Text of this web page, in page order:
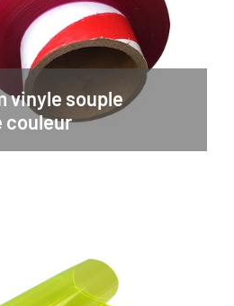
vinyle souple
couleur